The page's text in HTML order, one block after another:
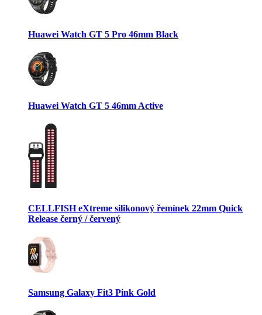
Huawei Watch GT 5 Pro 46mm Black
Huawei Watch GT 5 46mm Active
CELLFISH eXtreme silikonový řemínek 22mm Quick
Release černý / červený
Samsung Galaxy Fit3 Pink Gold